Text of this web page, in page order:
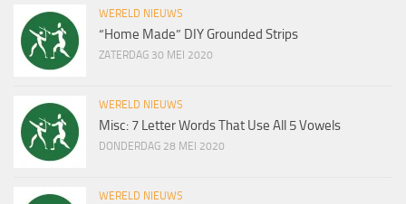
WERELD NIEUWS
“Home Made” DIY Grounded Strips
ZATERDAG 30 MEI 2020
WERELD NIEUWS
Misc: 7 Letter Words That Use All 5 Vowels
DONDERDAG 28 MEI 2020
WERELD NIEUWS